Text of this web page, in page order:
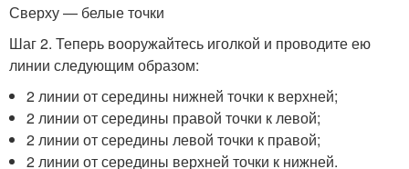
Сверху — белые точки
Шаг 2. Теперь вооружайтесь иголкой и проводите ею
линии следующим образом:
2 линии от середины нижней точки к верхней;
2 линии от середины правой точки к левой;
2 линии от середины левой точки к правой;
2 линии от середины верхней точки к нижней.